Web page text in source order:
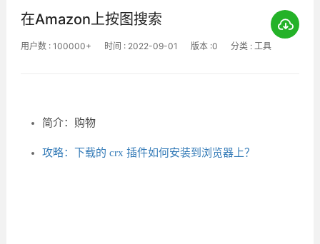
在Amazon上按图搜索
用户数 : 100000+ 时间 : 2022-09-01 版本 :0 分类 : 工具
简介：购物
攻略：下载的 crx 插件如何安装到浏览器上？